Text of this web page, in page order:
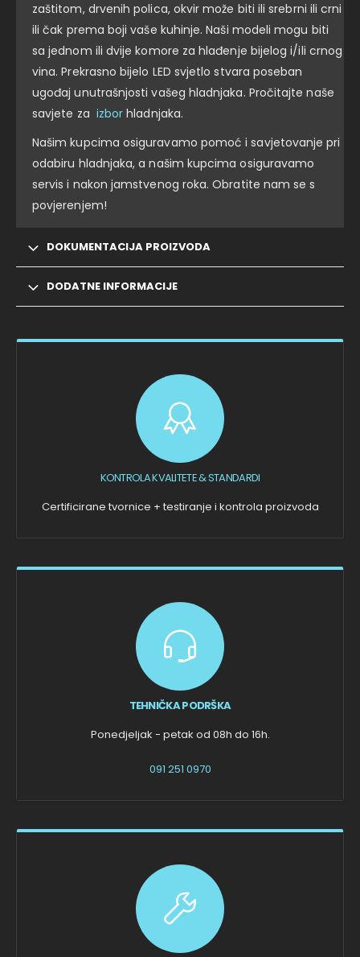
zaštitom, drvenih polica, okvir može biti ili srebrni ili crni
ili čak prema boji vaše kuhinje. Naši modeli mogu biti
sa jednom ili dvije komore za hlađenje bijelog i/ili crnog
vina. Prekrasno bijelo LED svjetlo stvara poseban
ugođaj unutrašnjosti vašeg hladnjaka. Pročitajte naše
savjete za izbor hladnjaka.
Našim kupcima osiguravamo pomoć i savjetovanje pri
odabiru hladnjaka, a našim kupcima osiguravamo
servis i nakon jamstvenog roka. Obratite nam se s
povjerenjem!
DOKUMENTACIJA PROIZVODA
DODATNE INFORMACIJE
KONTROLA KVALITETE & STANDARDI
Certificirane tvornice + testiranje i kontrola proizvoda
TEHNIČKA PODRŠKA
Ponedjeljak - petak od 08h do 16h.
091 251 0970